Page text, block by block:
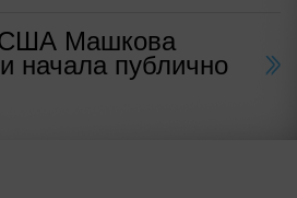
Машкова
начала публично